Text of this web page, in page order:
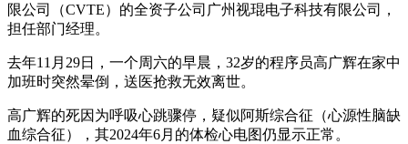
限公司（CVTE）的全资子公司广州视琨电子科技有限公司，
担任部门经理。
去年11月29日，一个周六的早晨，32岁的程序员高广辉在家中
加班时突然晕倒，送医抢救无效离世。
高广辉的死因为呼吸心跳骤停，疑似阿斯综合征（心源性脑缺
血综合征），其2024年6月的体检心电图仍显示正常。